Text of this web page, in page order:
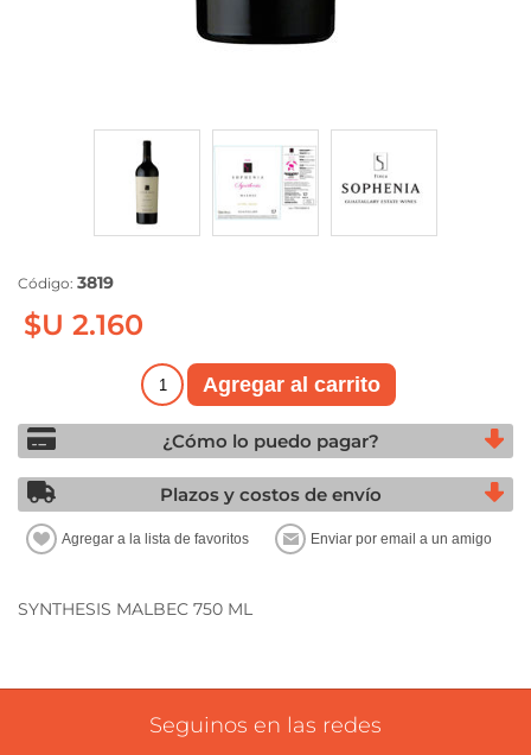
Código: 3819
$U 2.160
¿Cómo lo puedo pagar?
Plazos y costos de envío
SYNTHESIS MALBEC 750 ML
Seguinos en las redes